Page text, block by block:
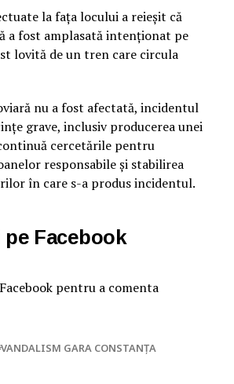
la fața locului a reieșit că
a fost amplasată intenționat pe
lovită de un tren care circula
nu a fost afectată, incidentul
grave, inclusiv producerea unei
cercetările pentru
responsabile și stabilirea
în care s-a produs incidentul.
Facebook
pentru a comenta
VANDALISM GARA CONSTANȚA